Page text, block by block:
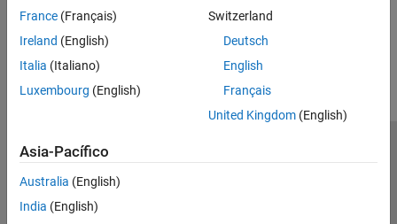
¿Qué tan útil fue esta traducción?
France (Français)
Ireland (English)
Italia (Italiano)
Luxembourg (English)
Switzerland
Deutsch
English
Français
United Kingdom(English)
Asia-Pacífico
Australia (English)
India (English)
Centro de confianza
Política de privacidad
Información de contacto